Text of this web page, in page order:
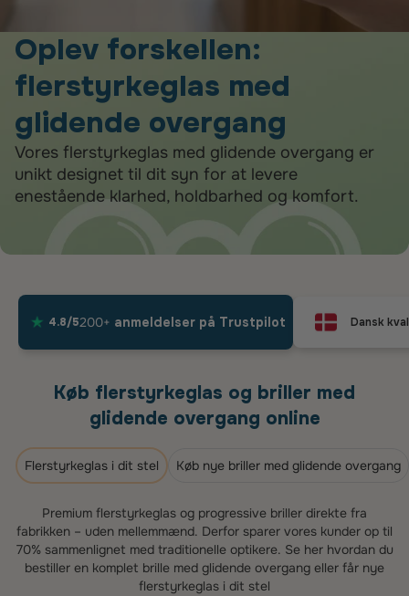
Oplev forskellen:
flerstyrkeglas med
glidende overgang
Vores flerstyrkeglas med glidende overgang er
unikt designet til dit syn for at levere
enestående klarhed, holdbarhed og komfort.
4.8/5200+ anmeldelser på Trustpilot Dansk
Køb flerstyrkeglas og briller med
glidende overgang online
Flerstyrkeglas i dit stel Køb nye briller med glidende overgang
Premium flerstyrkeglas og progressive briller direkte fra
fabrikken – uden mellemmænd. Derfor sparer vores kunder op til
70% sammenlignet med traditionelle optikere. Se her hvordan du
bestiller en komplet brille med glidende overgang eller får nye
flerstyrkeglas i dit stel